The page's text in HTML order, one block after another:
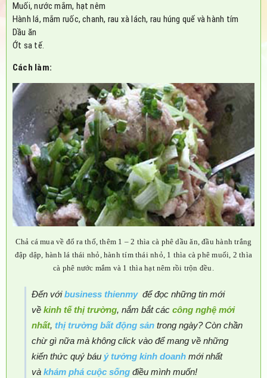
Muối, nước mắm, hạt nêm
Hành lá, mắm ruốc, chanh, rau xà lách, rau húng quế và hành tím
Dầu ăn
Ớt sa tế.
Cách làm:
Chả cá mua về đổ ra thố, thêm 1 – 2 thìa cà phê dầu ăn, đầu hành trắng
đập dập, hành lá thái nhỏ, hành tím thái nhỏ, 1 thìa cà phê muối, 2 thìa
cà phê nước mắm và 1 thìa hạt nêm rồi trộn đều.
Đến vớibusiness thienmy để đọc những tin mới
về kinh tế thị trường, nắm bắt các công nghệ mới
nhất, thị trường bất động sản trong ngày? Còn chần
chừ gì nữa mà không click vào để mang về những
kiến thức quý báu ý tưởng kinh doanh mới nhất
và khám phá cuộc sống điều mình muốn!